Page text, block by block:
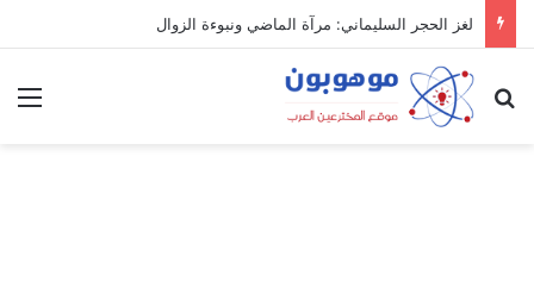
لغز الحجر السليماني: مرآة الماضي ونبوءة الزوال
بحث عن